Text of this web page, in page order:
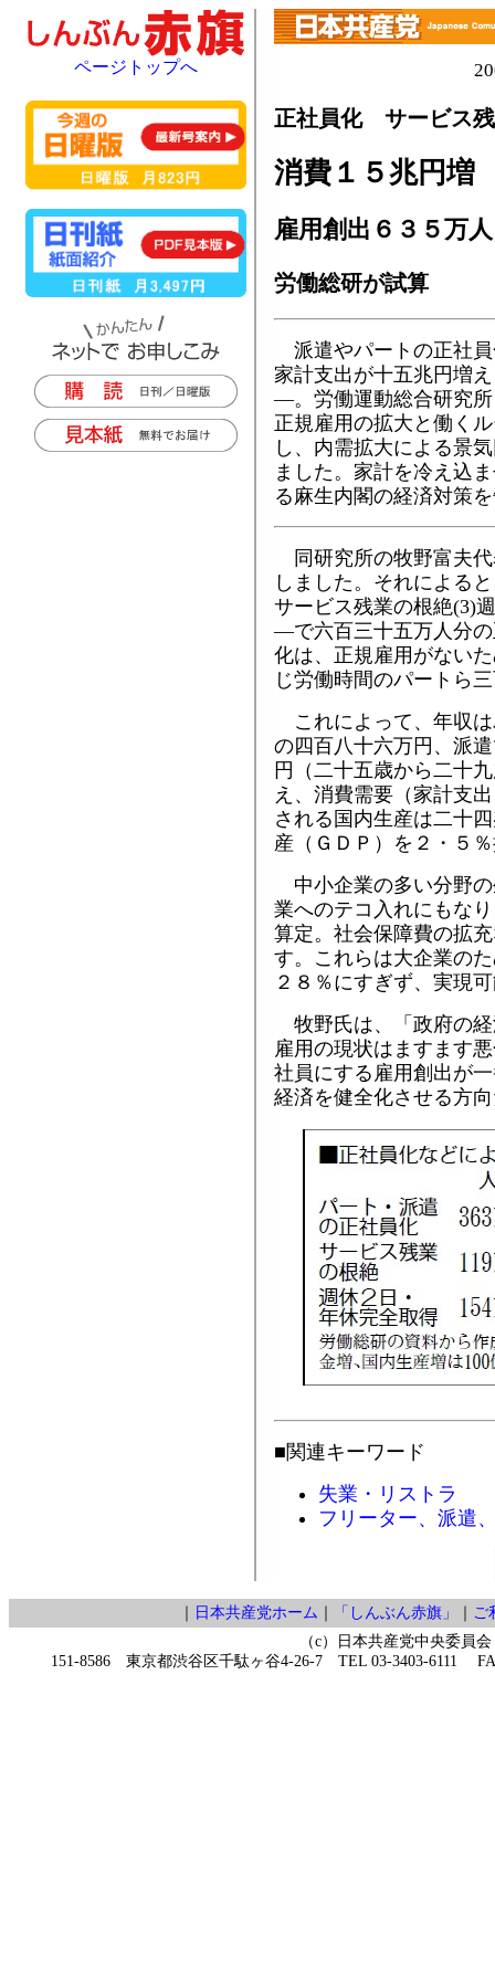
正社員化 サービス
消費１５兆円増
雇用創出６３５万人
労働総研が試算
派遣やパートの正社
家計支出が十五兆円増
―。労働運動総合研究
正規雇用の拡大と働く
し、内需拡大による景
ました。家計を冷え込
る麻生内閣の経済対策
同研究所の牧野富夫
しました。それによる
サービス残業の根絶(3)
―で六百三十五万人分
化は、正規雇用がない
じ労働時間のパートら
これによって、年収
の四百八十六万円、派
円（二十五歳から二十
え、消費需要（家計支
される国内生産は二十
産（ＧＤＰ）を２・５
中小企業の多い分野
業へのテコ入れにもな
算定。社会保障費の拡
す。これらは大企業の
２８％にすぎず、実現
牧野氏は、「政府の
雇用の現状はますます
社員にする雇用創出が
経済を健全化させる方
■関連キーワード
失業・リストラ
フリーター、派遣
ページトップへ
｜ 日本共産党ホーム ｜ 「しんぶん赤旗」 ｜ ご
（c）日本共産党中央委員会
151-8586 東京都渋谷区千駄ヶ谷4-26-7 TEL 03-3403-6111